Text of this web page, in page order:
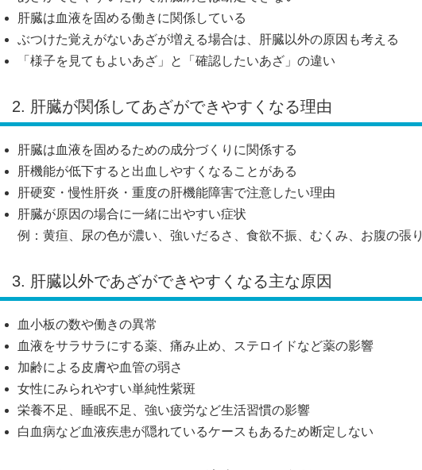
肝臓は血液を固める働きに関係している
ぶつけた覚えがないあざが増える場合は、肝臓以外の原因も考える
「様子を見てもよいあざ」と「確認したいあざ」の違い
2. 肝臓が関係してあざができやすくなる理由
肝臓は血液を固めるための成分づくりに関係する
肝機能が低下すると出血しやすくなることがある
肝硬変・慢性肝炎・重度の肝機能障害で注意したい理由
肝臓が原因の場合に一緒に出やすい症状
例：黄疸、尿の色が濃い、強いだるさ、食欲不振、むくみ、お腹の張り
3. 肝臓以外であざができやすくなる主な原因
血小板の数や働きの異常
血液をサラサラにする薬、痛み止め、ステロイドなど薬の影響
加齢による皮膚や血管の弱さ
女性にみられやすい単純性紫斑
栄養不足、睡眠不足、強い疲労など生活習慣の影響
白血病など血液疾患が隠れているケースもあるため断定しない